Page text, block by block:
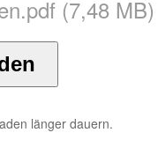
(7,48 MB)
länger dauern.